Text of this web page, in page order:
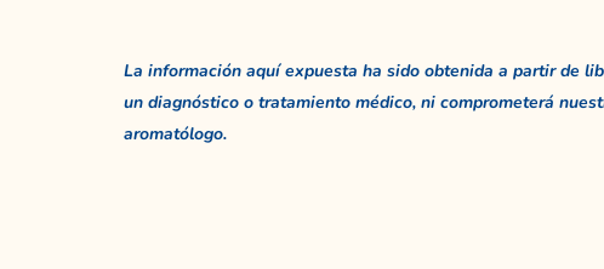
La información aquí expuesta ha sido obtenida a partir de
un diagnóstico o tratamiento médico, ni comprometerá
aromatólogo.